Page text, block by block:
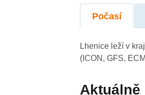
Počasí
Lhenice leží v
(ICON, GFS,
Aktuálně